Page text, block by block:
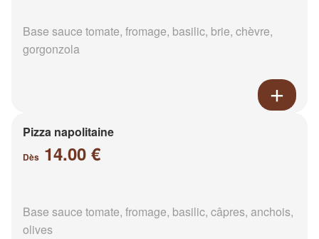
Base sauce tomate, fromage, basilic, brie, chèvre,
gorgonzola
Pizza napolitaine
Dès 14.00 €
Base sauce tomate, fromage, basilic, câpres, anchois,
olives